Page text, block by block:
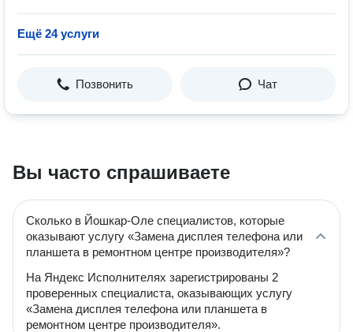
Ещё 24 услуги
Позвонить Чат
Вы часто спрашиваете
Сколько в Йошкар-Оле специалистов, которые
оказывают услугу «Замена дисплея телефона или
планшета в ремонтном центре производителя»?
На Яндекс Исполнителях зарегистрированы 2
проверенных специалиста, оказывающих услугу
«Замена дисплея телефона или планшета в
ремонтном центре производителя».